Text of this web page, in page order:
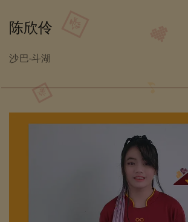
陈欣伶
沙巴-斗湖